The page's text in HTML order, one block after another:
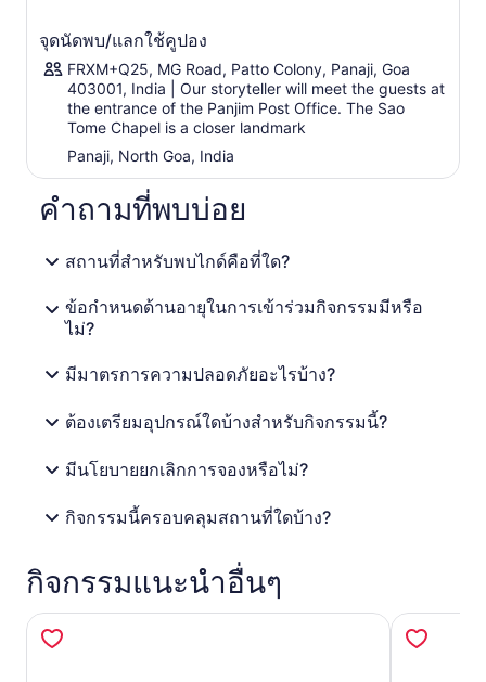
จุดนัดพบ/แลกใช้คูปอง
FRXM+Q25, MG Road, Patto Colony, Panaji, Goa
403001, India | Our storyteller will meet the guests at
the entrance of the Panjim Post Office. The Sao
Tome Chapel is a closer landmark
Panaji, North Goa, India
คำถามที่พบบ่อย
สถานที่สำหรับพบไกด์คือที่ใด?
ข้อกำหนดด้านอายุในการเข้าร่วมกิจกรรมมีหรือ
ไม่?
มีมาตรการความปลอดภัยอะไรบ้าง?
ต้องเตรียมอุปกรณ์ใดบ้างสำหรับกิจกรรมนี้?
มีนโยบายยกเลิกการจองหรือไม่?
กิจกรรมนี้ครอบคลุมสถานที่ใดบ้าง?
กิจกรรมแนะนำอื่นๆ